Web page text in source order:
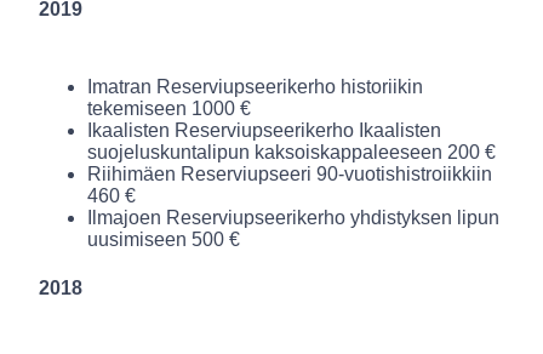
2019
Imatran Reserviupseerikerho historiikin
tekemiseen 1000 €
Ikaalisten Reserviupseerikerho Ikaalisten
suojeluskuntalipun kaksoiskappaleeseen 200 €
Riihimäen Reserviupseeri 90-vuotishistroiikkiin
460 €
Ilmajoen Reserviupseerikerho yhdistyksen lipun
uusimiseen 500 €
2018